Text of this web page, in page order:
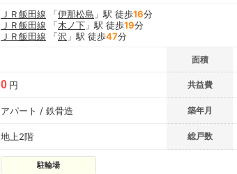
ＪＲ飯田線 「伊那松島 」駅 徒歩16分
ＪＲ飯田線 「木ノ下 」駅 徒歩19分
ＪＲ飯田線 「沢 」駅 徒歩47分
面積
0 円 共益費
アパート / 鉄骨造 築年月
地上2階 総戸数
駐輪場